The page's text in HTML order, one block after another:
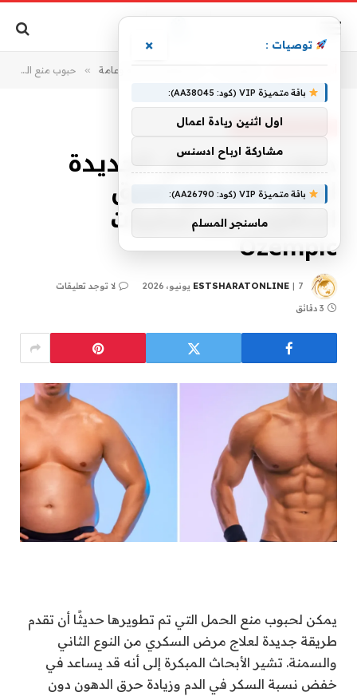
استشارات صحية وعامة » حبوب منع الحمل الجديدة لمرض السكري تحرق الدهون دون سلبيات Ozempic
استشارات صحية وعامة
حبوب منع الحمل الجديدة
لمرض السكري تحرق
الدهون دون سلبيات
Ozempic
ESTSHARATONLINE 7 يونيو، 2026 لا توجد تعليقات
3 دقائق
يمكن لحبوب منع الحمل التي تم تطويرها حديثًا أن تقدم
طريقة جديدة لعلاج مرض السكري من النوع الثاني
والسمنة. تشير الأبحاث المبكرة إلى أنه قد يساعد في
خفض نسبة السكر في الدم وزيادة حرق الدهون دون
توصيات : ×
باقة متميزة VIP (كود: AA38045):
اول اثنين ريادة اعمال
مشاركة ارباح ادسنس
باقة متميزة VIP (كود: AA26790):
ماسنجر المسلم